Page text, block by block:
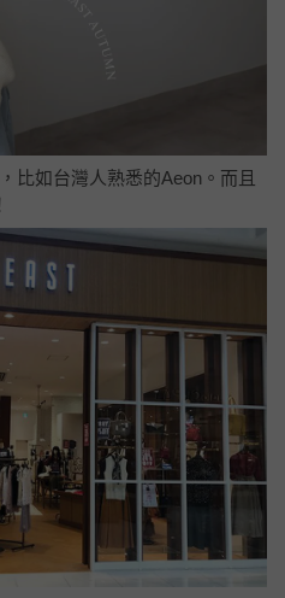
比如台灣人熟悉的Aeon。而且